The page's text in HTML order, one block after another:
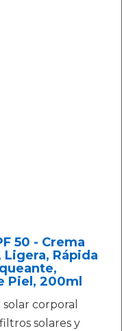
50 - Crema
Ligera, Rápida
Piel, 200ml
solar corporal
solares y